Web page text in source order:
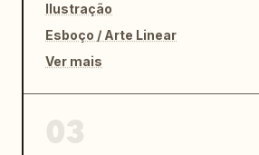
Ilustração
Esboço / Arte Linear
Ver mais